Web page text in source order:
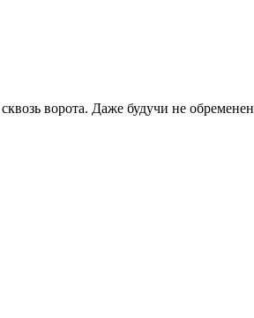
ворота. Даже будучи не